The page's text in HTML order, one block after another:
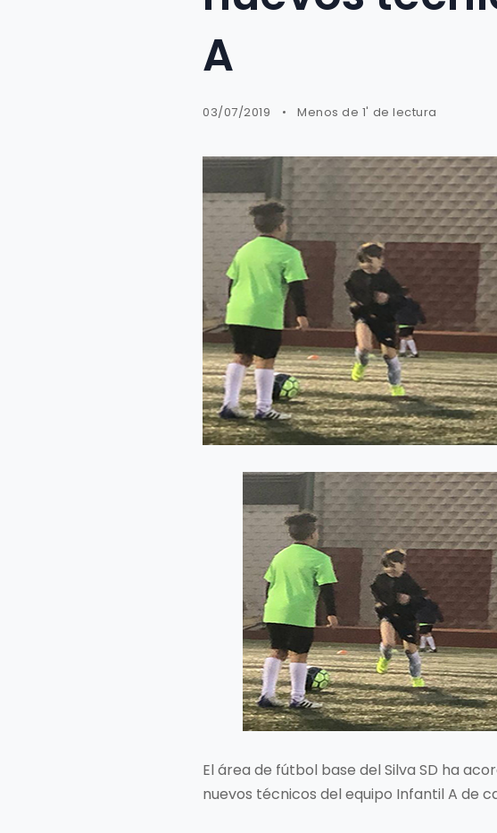
A
03/07/2019 Menos de 1' de lectura
El área de fútbol base del Silva SD ha
nuevos técnicos del equipo Infantil A de